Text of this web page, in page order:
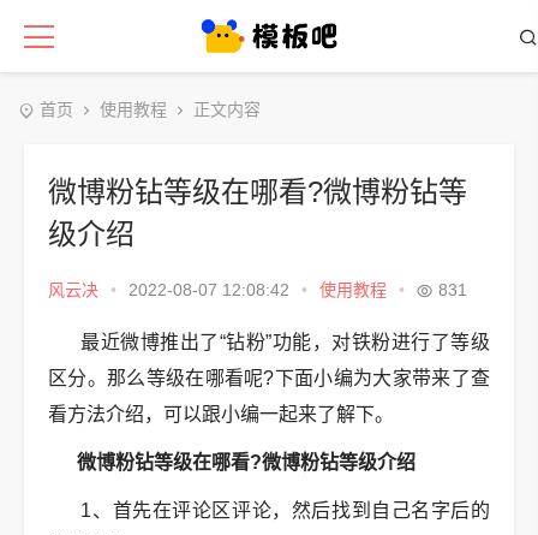
首页 使用教程 正文内容
微博粉钻等级在哪看?微博粉钻等
级介绍
风云决 • 2022-08-07 12:08:42 • 使用教程 • 831
最近微博推出了“钻粉”功能，对铁粉进行了等级
区分。那么等级在哪看呢?下面小编为大家带来了查
看方法介绍，可以跟小编一起来了解下。
微博粉钻等级在哪看?微博粉钻等级介绍
1、首先在评论区评论，然后找到自己名字后的